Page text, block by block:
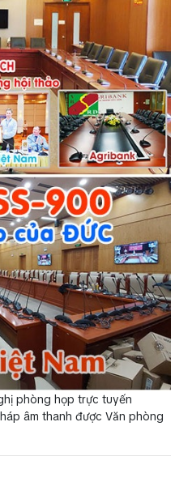
phòng họp trực tuyến
âm thanh được Văn phòng